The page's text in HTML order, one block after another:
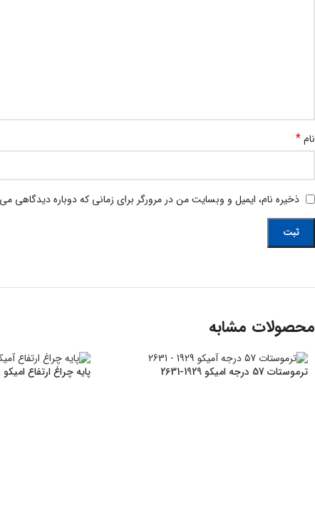
نام*
ذخیره نام، ایمیل و وبسایت من در مرورگر برای زمانی که دوباره دیدگاهی
محصولات مشابه
ترموستات 57 درجه امیکو 1929-2631 پایه چراغ ارتفاع امیکو 1929-2631